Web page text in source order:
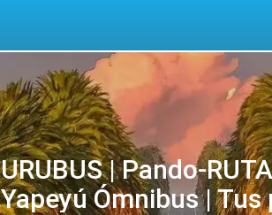
URUBUS | Pando-
Yapeyú Ómnibus |